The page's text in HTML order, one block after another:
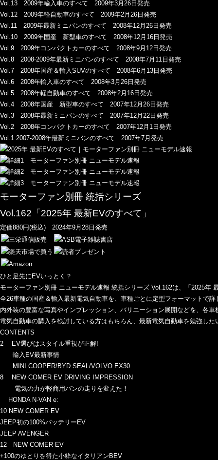
Vol.13 2009年輸入車のすべて 2009年3月26日発売
Vol.12 2009年軽自動車のすべて 2009年2月26日発売
Vol.11 2009年最新ミニバンのすべて 2008年12月26日発売
Vol.10 2009年国産 新型車のすべて 2008年12月16日発売
Vol.9 2009年コンパクトカーのすべて 2008年9月12日発売
Vol.8 2008-2009年最新ミニバンのすべて 2008年7月11日発売
Vol.7 2008年国産＆輸入SUVのすべて 2008年6月13日発売
Vol.6 2008年輸入車のすべて 2008年3月26日発売
Vol.5 2008年軽自動車のすべて 2008年2月16日発売
Vol.4 2008年国産 新型車のすべて 2007年12月26日発売
Vol.3 2008年最新ミニバンのすべて 2007年12月22日発売
Vol.2 2008年コンパクトカーのすべて 2007年12月1日発売
Vol.1 2007-2008年最新ミニバンのすべて 2007年7月発売
モーターファン別冊 統括シリーズ
Vol.162「2025年 最新EVのすべて」
定価880円(税込) 2024年9月28日発売
ひと足先にEVいっとく？
モーターファン別冊 ニューモデル速報 統括シリーズ Vol.162は、「2025年
全26車種の国産＆輸入最新電気自動車を、車種ごとに定型フォーマットで詳
内外装の豊富な写真やインプレッション、バリエーション展開などを、各
電気自動車の購入を検討している方はもちろん、最新電気自動車を勉強し
CONTENTS
2 EV選びはスタイル重視が正解!
輸入EV最新事情
MINI COOPER/BYD SEAL/VOLVO EX30
8 NEW COMER EV DRIVING IMPRESSION
電気の力が軽商用バンの走りを変えた！
HONDA N-VAN e:
10 NEW COMER EV
JEEP初の100%バッテリーEV
JEEP AVENGER
12 NEW COMER EV
+100のゆとりを得た小粋なイタリアンBEV